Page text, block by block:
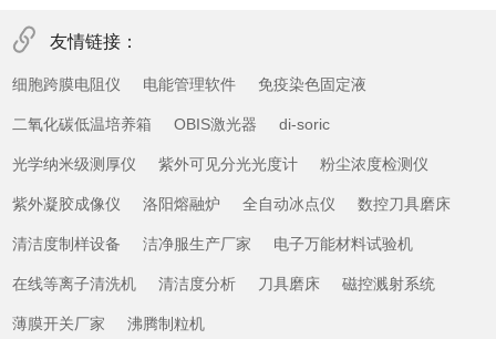
友情链接：
细胞跨膜电阻仪 电能管理软件 免疫染色固定液
二氧化碳低温培养箱 OBIS激光器 di-soric
光学纳米级测厚仪 紫外可见分光光度计 粉尘浓度检测仪
紫外凝胶成像仪 洛阳熔融炉 全自动冰点仪 数控刀具磨床
清洁度制样设备 洁净服生产厂家 电子万能材料试验机
在线等离子清洗机 清洁度分析 刀具磨床 磁控溅射系统
薄膜开关厂家 沸腾制粒机